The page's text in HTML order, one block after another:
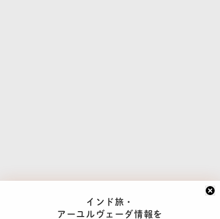
インド旅・
アーユルヴェーダ情報を